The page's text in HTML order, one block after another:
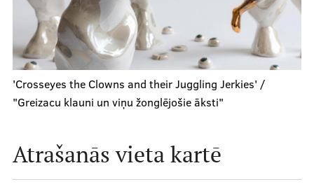
'Crosseyes the Clowns and their Juggling Jerkies' /
"Greizacu klauni un viņu žonglējošie āksti"
Atrašanās vieta kartē